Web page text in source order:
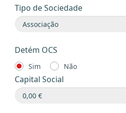
Tipo de Sociedade
Detém OCS
Sim Não
Capital Social